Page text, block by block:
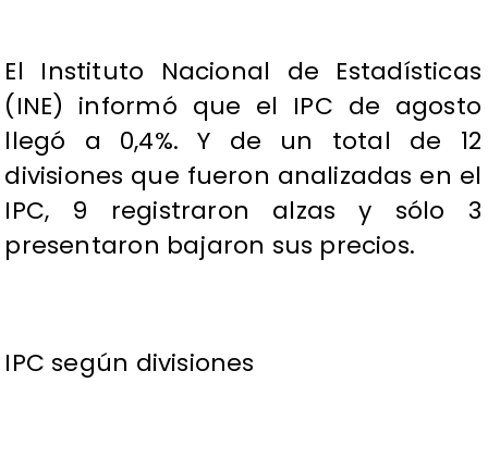
El Instituto Nacional de Estadísticas
(INE) informó que el IPC de agosto
llegó a 0,4%. Y de un total de 12
divisiones que fueron analizadas en el
IPC, 9 registraron alzas y sólo 3
presentaron bajaron sus precios.
IPC según divisiones